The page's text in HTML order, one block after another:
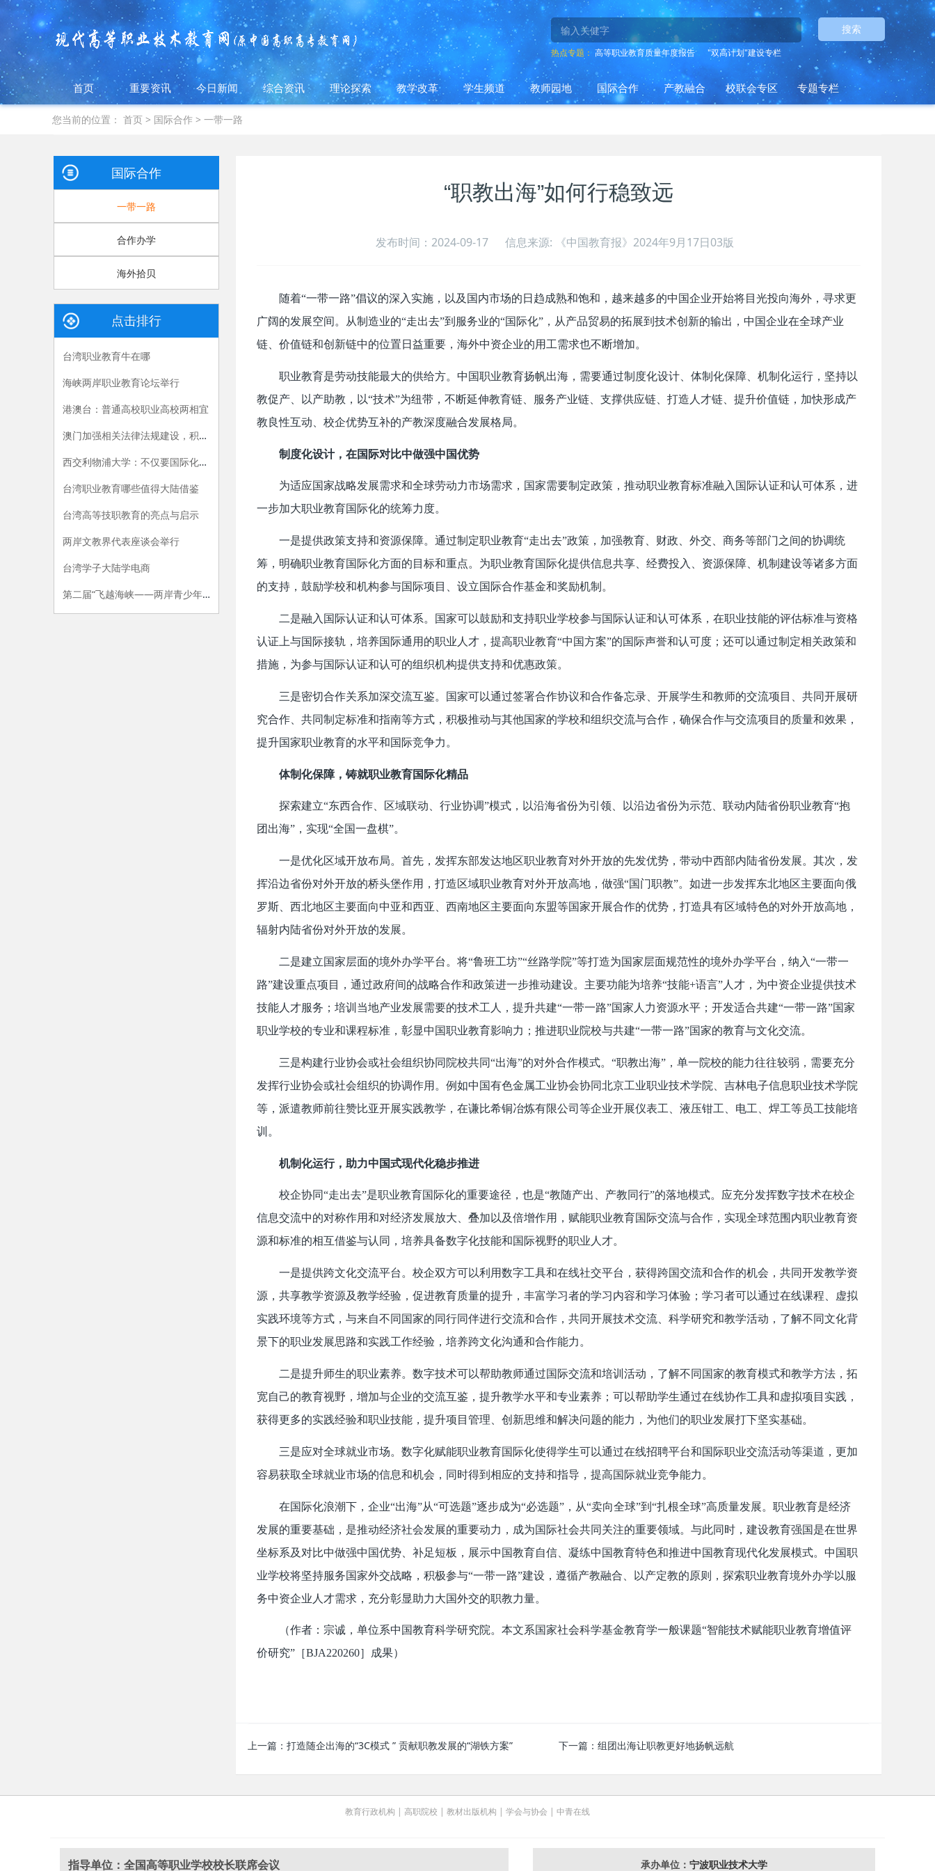
搜索
热点专题： 高等职业教育质量年度报告 "双高计划"建设专栏
首页 重要资讯 今日新闻 综合资讯 理论探索 教学改革 学生频道 教师园地 国际合作 产教融合 校联会专区 专题专栏
您当前的位置： 首页> 国际合作> 一带一路
“职教出海”如何行稳致远
发布时间：2024-09-17 信息来源: 《中国教育报》2024年9月17日03版
随着“一带一路”倡议的深入实施，以及国内市场的日趋成熟和饱和，越来越多的中国企业开始将目光投向海外，寻求更
广阔的发展空间。从制造业的“走出去”到服务业的“国际化”，从产品贸易的拓展到技术创新的输出，中国企业在全球产业
链、价值链和创新链中的位置日益重要，海外中资企业的用工需求也不断增加。
职业教育是劳动技能最大的供给方。中国职业教育扬帆出海，需要通过制度化设计、体制化保障、机制化运行，坚持以
教促产、以产助教，以“技术”为纽带，不断延伸教育链、服务产业链、支撑供应链、打造人才链、提升价值链，加快形成产
教良性互动、校企优势互补的产教深度融合发展格局。
制度化设计，在国际对比中做强中国优势
为适应国家战略发展需求和全球劳动力市场需求，国家需要制定政策，推动职业教育标准融入国际认证和认可体系，进
一步加大职业教育国际化的统筹力度。
一是提供政策支持和资源保障。通过制定职业教育“走出去”政策，加强教育、财政、外交、商务等部门之间的协调统
筹，明确职业教育国际化方面的目标和重点。为职业教育国际化提供信息共享、经费投入、资源保障、机制建设等诸多方面
的支持，鼓励学校和机构参与国际项目、设立国际合作基金和奖励机制。
二是融入国际认证和认可体系。国家可以鼓励和支持职业学校参与国际认证和认可体系，在职业技能的评估标准与资格
认证上与国际接轨，培养国际通用的职业人才，提高职业教育“中国方案”的国际声誉和认可度；还可以通过制定相关政策和
措施，为参与国际认证和认可的组织机构提供支持和优惠政策。
三是密切合作关系加深交流互鉴。国家可以通过签署合作协议和合作备忘录、开展学生和教师的交流项目、共同开展研
究合作、共同制定标准和指南等方式，积极推动与其他国家的学校和组织交流与合作，确保合作与交流项目的质量和效果，
提升国家职业教育的水平和国际竞争力。
体制化保障，铸就职业教育国际化精品
探索建立“东西合作、区域联动、行业协调”模式，以沿海省份为引领、以沿边省份为示范、联动内陆省份职业教育“抱
团出海”，实现“全国一盘棋”。
一是优化区域开放布局。首先，发挥东部发达地区职业教育对外开放的先发优势，带动中西部内陆省份发展。其次，发
挥沿边省份对外开放的桥头堡作用，打造区域职业教育对外开放高地，做强“国门职教”。如进一步发挥东北地区主要面向俄
罗斯、西北地区主要面向中亚和西亚、西南地区主要面向东盟等国家开展合作的优势，打造具有区域特色的对外开放高地，
辐射内陆省份对外开放的发展。
二是建立国家层面的境外办学平台。将“鲁班工坊”“丝路学院”等打造为国家层面规范性的境外办学平台，纳入“一带一
路”建设重点项目，通过政府间的战略合作和政策进一步推动建设。主要功能为培养“技能+语言”人才，为中资企业提供技术
技能人才服务；培训当地产业发展需要的技术工人，提升共建“一带一路”国家人力资源水平；开发适合共建“一带一路”国家
职业学校的专业和课程标准，彰显中国职业教育影响力；推进职业院校与共建“一带一路”国家的教育与文化交流。
三是构建行业协会或社会组织协同院校共同“出海”的对外合作模式。“职教出海”，单一院校的能力往往较弱，需要充分
发挥行业协会或社会组织的协调作用。例如中国有色金属工业协会协同北京工业职业技术学院、吉林电子信息职业技术学院
等，派遣教师前往赞比亚开展实践教学，在谦比希铜冶炼有限公司等企业开展仪表工、液压钳工、电工、焊工等员工技能培
训。
机制化运行，助力中国式现代化稳步推进
校企协同“走出去”是职业教育国际化的重要途径，也是“教随产出、产教同行”的落地模式。应充分发挥数字技术在校企
信息交流中的对称作用和对经济发展放大、叠加以及倍增作用，赋能职业教育国际交流与合作，实现全球范围内职业教育资
源和标准的相互借鉴与认同，培养具备数字化技能和国际视野的职业人才。
一是提供跨文化交流平台。校企双方可以利用数字工具和在线社交平台，获得跨国交流和合作的机会，共同开发教学资
源，共享教学资源及教学经验，促进教育质量的提升，丰富学习者的学习内容和学习体验；学习者可以通过在线课程、虚拟
实践环境等方式，与来自不同国家的同行同伴进行交流和合作，共同开展技术交流、科学研究和教学活动，了解不同文化背
景下的职业发展思路和实践工作经验，培养跨文化沟通和合作能力。
二是提升师生的职业素养。数字技术可以帮助教师通过国际交流和培训活动，了解不同国家的教育模式和教学方法，拓
宽自己的教育视野，增加与企业的交流互鉴，提升教学水平和专业素养；可以帮助学生通过在线协作工具和虚拟项目实践，
获得更多的实践经验和职业技能，提升项目管理、创新思维和解决问题的能力，为他们的职业发展打下坚实基础。
三是应对全球就业市场。数字化赋能职业教育国际化使得学生可以通过在线招聘平台和国际职业交流活动等渠道，更加
容易获取全球就业市场的信息和机会，同时得到相应的支持和指导，提高国际就业竞争能力。
在国际化浪潮下，企业“出海”从“可选题”逐步成为“必选题”，从“卖向全球”到“扎根全球”高质量发展。职业教育是经济
发展的重要基础，是推动经济社会发展的重要动力，成为国际社会共同关注的重要领域。与此同时，建设教育强国是在世界
坐标系及对比中做强中国优势、补足短板，展示中国教育自信、凝练中国教育特色和推进中国教育现代化发展模式。中国职
业学校将坚持服务国家外交战略，积极参与“一带一路”建设，遵循产教融合、以产定教的原则，探索职业教育境外办学以服
务中资企业人才需求，充分彰显助力大国外交的职教力量。
（作者：宗诚，单位系中国教育科学研究院。本文系国家社会科学基金教育学一般课题“智能技术赋能职业教育增值评
价研究”［BJA220260］成果）
上一篇： 打造随企出海的“3C模式 ” 贡献职教发展的“湖铁方案” 下一篇： 组团出海让职教更好地扬帆远航
国际合作
一带一路
合作办学
海外拾贝
点击排行
台湾职业教育牛在哪
海峡两岸职业教育论坛举行
港澳台：普通高校职业高校两相宜
澳门加强相关法律法规建设，积极推动职业教育发展
西交利物浦大学：不仅要国际化，更要国际级
台湾职业教育哪些值得大陆借鉴
台湾高等技职教育的亮点与启示
两岸文教界代表座谈会举行
台湾学子大陆学电商
第二届“飞越海峡——两岸青少年携手公益行活动”在江苏经贸职业技术学院开营
教育行政机构 | 高职院校 | 教材出版机构 | 学会与协会 | 中青在线
指导单位：全国高等职业学校校长联席会议 承办单位： 宁波职业技术大学